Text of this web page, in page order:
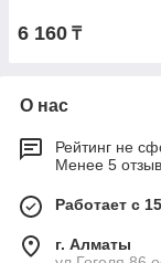
6 160 ₸
О нас
Рейтинг не
Менее 5
Работает с
г. Алматы